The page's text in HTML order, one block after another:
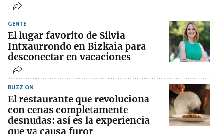
GENTE
El lugar favorito de Silvia
Intxaurrondo en Bizkaia para
desconectar en vacaciones
BUZZ ON
El restaurante que revoluciona
con cenas completamente
desnudas: así es la experiencia
que ya causa furor